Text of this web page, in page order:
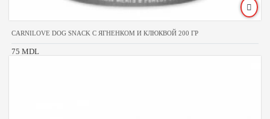
CARNILOVE DOG SNACK С ЯГНЕНКОМ И КЛЮКВОЙ 200 ГР
75 MDL